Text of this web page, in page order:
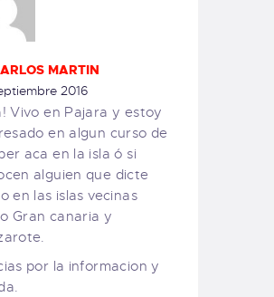
MARTIN
2016
Vivo en Pajara y estoy
en algun curso de
aca en la isla ó si
alguien que dicte
en las islas vecinas
Gran canaria y
por la informacion y